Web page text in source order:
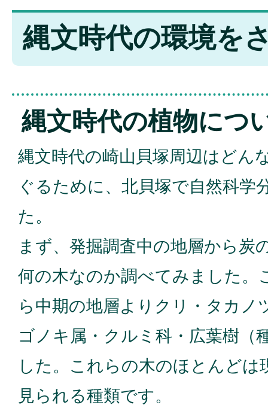
縄文時代の環境を
縄文時代の植物につ
縄文時代の崎山貝塚周辺はどん
ぐるために、北貝塚で自然科学
た。
まず、発掘調査中の地層から炭
何の木なのか調べてみました。
ら中期の地層よりクリ・タカノ
ゴノキ属・クルミ科・広葉樹（
した。これらの木のほとんどは
見られる種類です。